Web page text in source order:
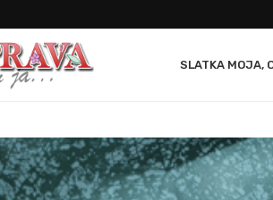
SLATKA MOJA,